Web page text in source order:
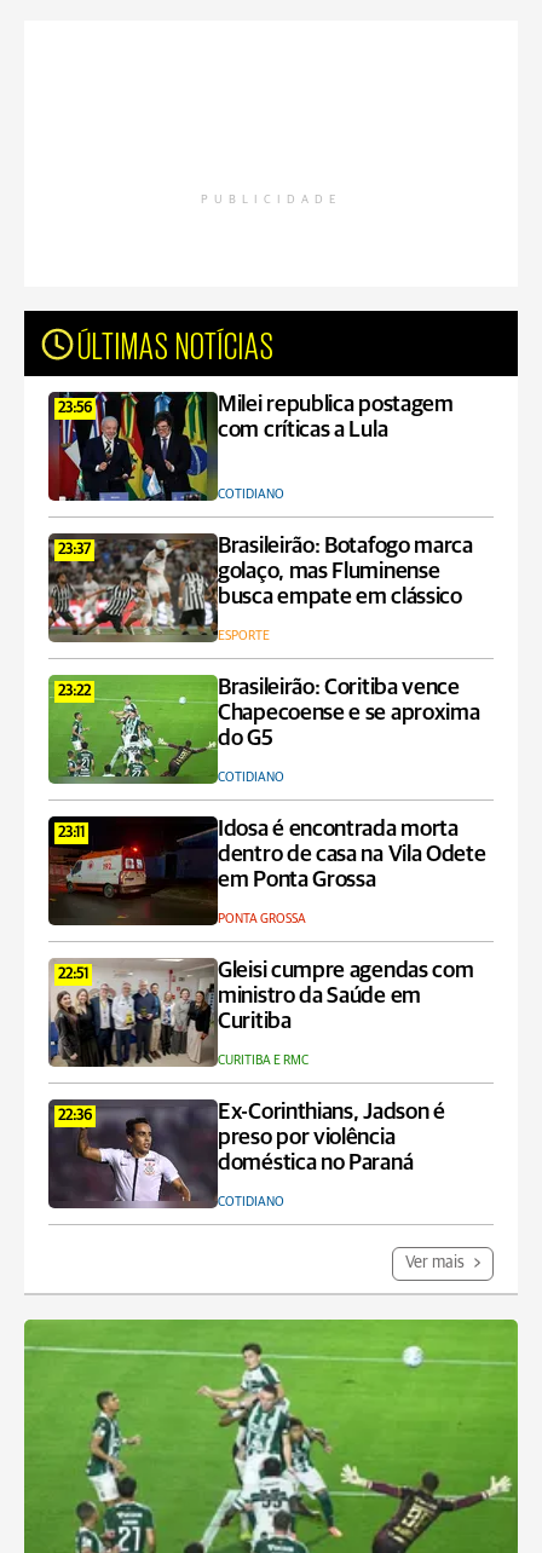
PUBLICIDADE
ÚLTIMAS NOTÍCIAS
23:56
Milei republica postagem
com críticas a Lula
COTIDIANO
23:37
Brasileirão: Botafogo marca
golaço, mas Fluminense
busca empate em clássico
ESPORTE
23:22
Brasileirão: Coritiba vence
Chapecoense e se aproxima
do G5
COTIDIANO
23:11
Idosa é encontrada morta
dentro de casa na Vila Odete
em Ponta Grossa
PONTA GROSSA
22:51
Gleisi cumpre agendas com
ministro da Saúde em
Curitiba
CURITIBA E RMC
22:36
Ex-Corinthians, Jadson é
preso por violência
doméstica no Paraná
COTIDIANO
Ver mais